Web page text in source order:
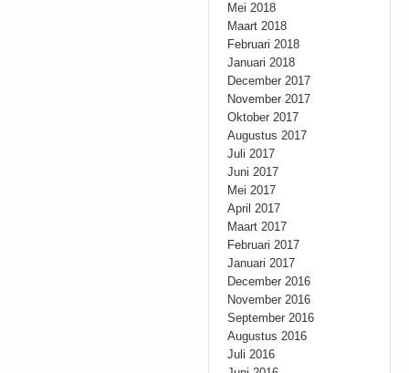
Mei 2018
Maart 2018
Februari 2018
Januari 2018
December 2017
November 2017
Oktober 2017
Augustus 2017
Juli 2017
Juni 2017
Mei 2017
April 2017
Maart 2017
Februari 2017
Januari 2017
December 2016
November 2016
September 2016
Augustus 2016
Juli 2016